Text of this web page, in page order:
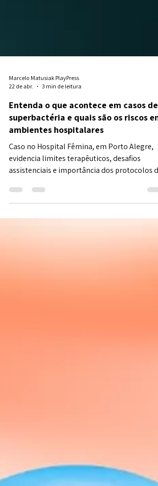
22 de abr.
3 min de leitura
Entenda o que acontece em casos de
superbactéria e quais são os riscos em
ambientes hospitalares
Caso no Hospital Fêmina, em Porto Alegre,
assistenciais e importância dos protocolos de
controle de infecção